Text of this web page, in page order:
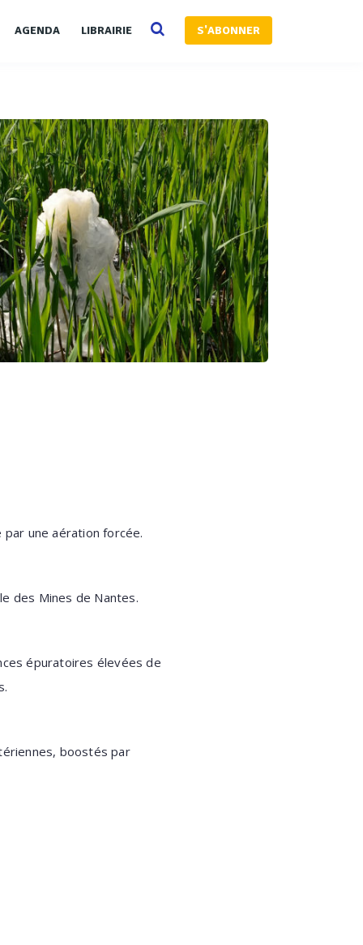
AGENDA LIBRAIRIE S'ABONNER
par uneaération forcée.
des Mines de Nantes.
épuratoires élevées de
boostés par